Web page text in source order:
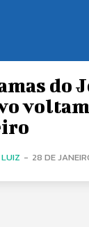
do
- 28 DE